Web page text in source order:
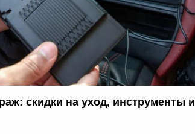
скидки на уход, инструменты и